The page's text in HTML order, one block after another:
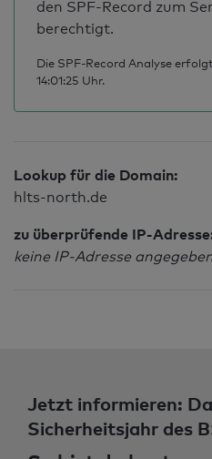
den SPF-Record zum
berechtigt.
Die SPF-Record Analyse
14:01:25 Uhr.
Lookup für die Domain:
hlts-north.de
zu überprüfende IP-
keine IP-Adresse
Jetzt informieren:
Sicherheitsjahr des